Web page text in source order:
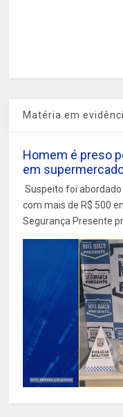
Matéria em
Homem é preso
em
Suspeito foi
com mais de R$ 500
Segurança Presente